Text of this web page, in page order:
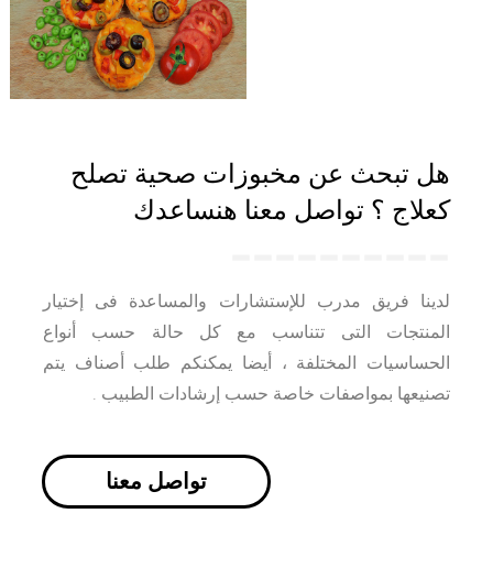
هل تبحث عن مخبوزات صحية تصلح
كعلاج ؟ تواصل معنا هنساعدك
لدينا فريق مدرب للإستشارات والمساعدة فى إختيار
المنتجات التى تتناسب مع كل حالة حسب أنواع
الحساسيات المختلفة ، أيضا يمكنكم طلب أصناف يتم
تصنيعها بمواصفات خاصة حسب إرشادات الطبيب .
تواصل معنا